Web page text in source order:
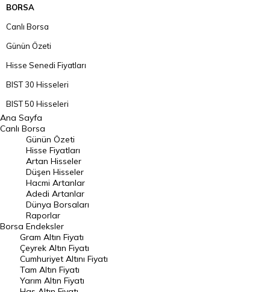
BORSA
Canlı Borsa
Günün Özeti
Hisse Senedi Fiyatları
BIST 30 Hisseleri
BIST 50 Hisseleri
BIST 100 Hisseleri
En Çok Artan Hisseler
En Çok Düşen Hisseler
Hacmi Artanlar
Geçmiş Kapanışlar
Dünya Borsaları
Raporlar
Endeksler
DÖVİZ
Ana Sayfa
Canlı Borsa
Borsa
Günün Özeti
Hisse Fiyatları
Artan Hisseler
Düşen Hisseler
Hacmi Artanlar
Adedi Artanlar
Dünya Borsaları
Raporlar
Endeksler
Gram Altın Fiyatı
Çeyrek Altın Fiyatı
Cumhuriyet Altını Fiyatı
Tam Altın Fiyatı
Yarım Altın Fiyatı